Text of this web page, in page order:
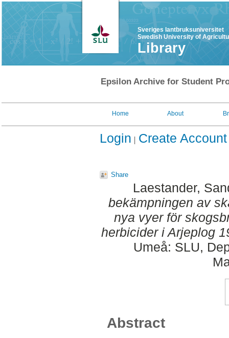
Sveriges lantbruksuniversitet
Swedish University of
Library
Epsilon Archive for Student
Home About
Login Create Account
Share
Laestander,
bekämpningen av
nya vyer för
herbicider i Arjeplog
Umeå: SLU,
Abstract